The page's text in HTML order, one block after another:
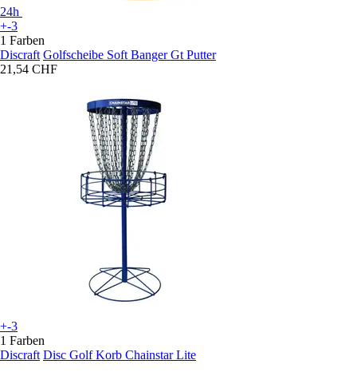
24h
+-3
1 Farben
Discraft Golfscheibe Soft Banger Gt Putter
21,54 CHF
+-3
1 Farben
Discraft Disc Golf Korb Chainstar Lite